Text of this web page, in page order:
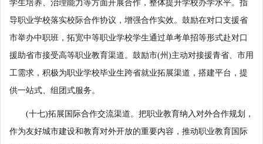
学生培养、治理能力等方面开展合作，整体提升学校办学水平。指
导职业学校落实校际合作协议，增强合作实效。鼓励在对口支援省
市举办中职班，拓宽中等职业学校学生通过单考单招等形式赴对口
援助省市接受高等职业教育渠道。鼓励市(州)主动对接援青省、市用
工需求，积极为职业学校毕业生跨省就业拓展渠道，搭建平台，提
供一站式、组团式服务。
(十七)拓展国际合作交流渠道。把职业教育纳入对外合作规划，
作为友好城市建设和教育对外开放的重要内容，推动职业教育国际